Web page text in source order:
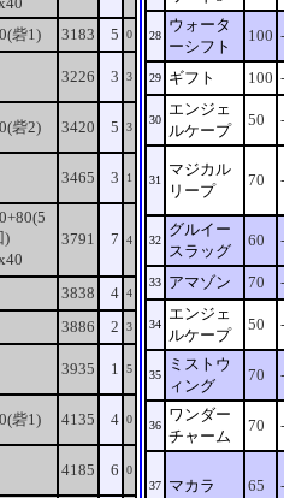
砦1) 3183 5 0
3226 3 3
砦2) 3420 5 3
3465 3 1
)
3791 7 4
3838 4 4
3886 2 3
3935 1 5
砦1) 4135 4 0
4185 6 0
28
ウォータ
ーシフト
100 -
29 ギフト 100 -
30
エンジェ
ルケープ
50 -
31
マジカル
リープ
70 -
32
グルイー
スラッグ
60 -
33 アマゾン 70 -
34
エンジェ
ルケープ
50 -
35
ミストウ
ィング
70 -
36
ワンダー
チャーム
70 -
37 マカラ 65 -